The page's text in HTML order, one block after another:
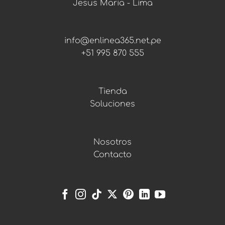
Jesus Maria - Lima
info@enlinea365.net.pe
+51 995 870 555
Tienda
Soluciones
Nosotros
Contacto